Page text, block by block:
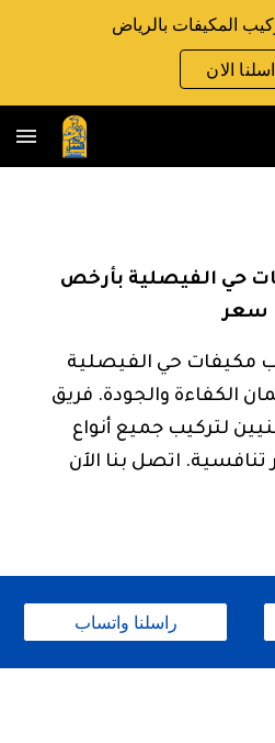
Skip to main content
المكيفات بالرياض
الان
سعر
مكيفات حي الفيصلية
ضمان الكفاءة والجودة. فريق
لتركيب جميع أنواع
اتصل بنا الآن
راسلنا واتساب